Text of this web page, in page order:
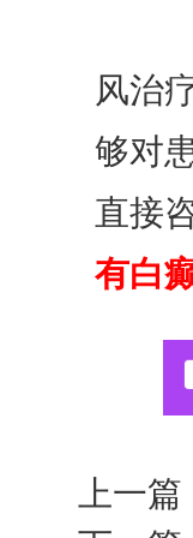
风治
够对
直接
有白
上一